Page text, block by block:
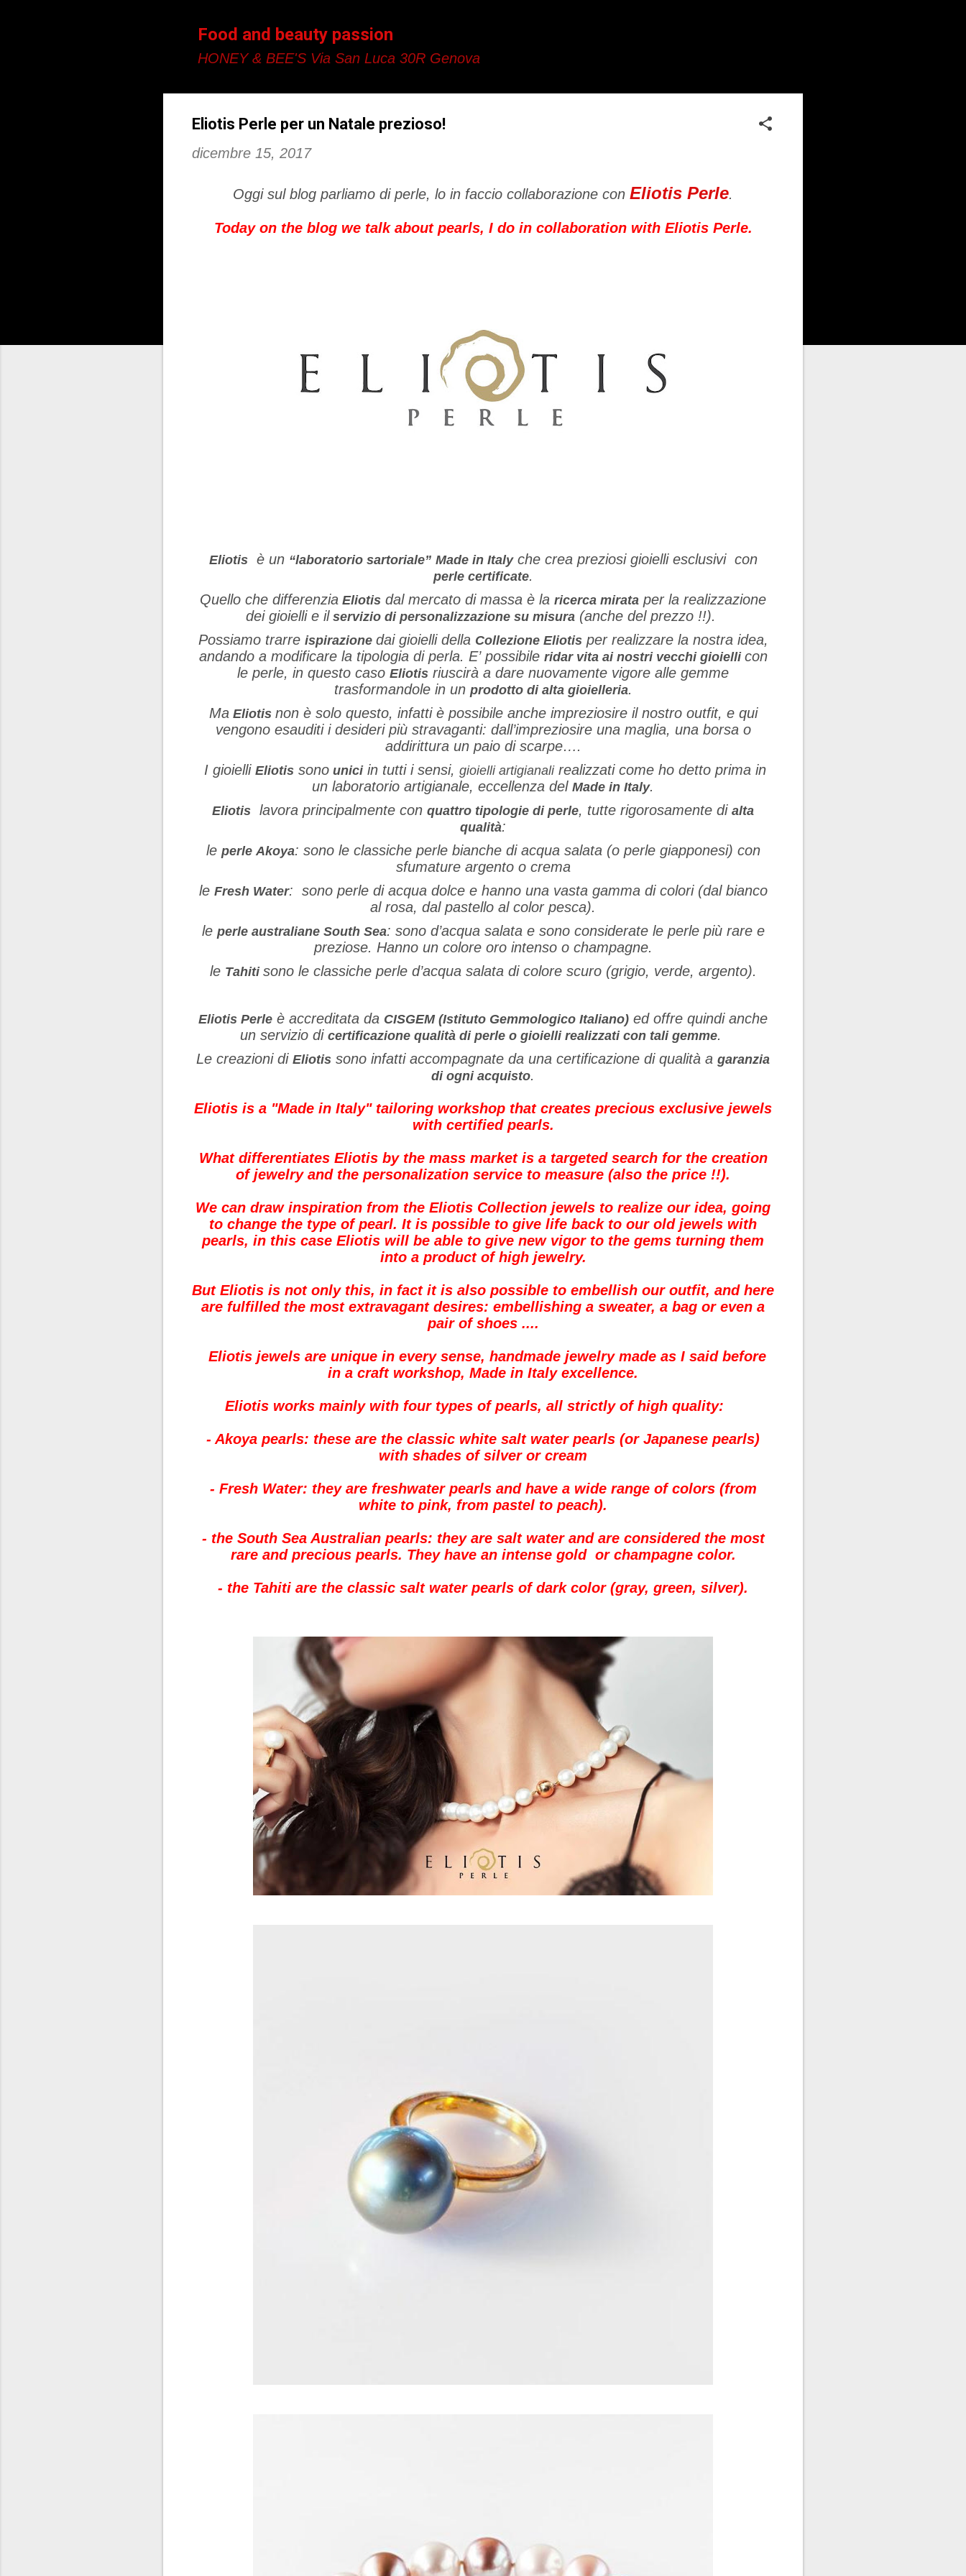
Food and beauty passion
HONEY & BEE'S Via San Luca 30R Genova
Eliotis Perle per un Natale prezioso!
dicembre 15, 2017
Oggi sul blog parliamo di perle, lo in faccio collaborazione con Eliotis Perle.
Today on the blog we talk about pearls, I do in collaboration with Eliotis Perle.
Eliotisè un “laboratorio sartoriale” Made in Italyche crea preziosi gioielli esclusivi con
perle certificate.
Quello che differenzia Eliotis dal mercato di massa è la ricerca mirata per la realizzazione
dei gioielli e ilservizio di personalizzazione su misura (anche del prezzo !!).
Possiamo trarre ispirazione dai gioielli della Collezione Eliotisper realizzare la nostra idea,
andando a modificare la tipologia di perla. E’ possibile ridar vita ai nostri vecchi gioielli con
le perle, in questo caso Eliotis riuscirà a dare nuovamente vigore alle gemme
trasformandole in un prodotto di alta gioielleria.
MaEliotis non è solo questo, infatti è possibile anche impreziosire il nostro outfit, e qui
vengono esauditi i desideri più stravaganti: dall’impreziosire una maglia, una borsa o
addirittura un paio di scarpe….
I gioielli Eliotis sono uniciin tutti i sensi, gioielli artigianalirealizzati come ho detto prima in
un laboratorio artigianale, eccellenza del Made in Italy.
Eliotis lavora principalmente con quattro tipologie di perle, tutte rigorosamente di alta
qualità:
le perle Akoya: sono le classiche perle bianche di acqua salata (o perle giapponesi) con
sfumature argento o crema
le Fresh Water: sono perle di acqua dolce e hanno una vasta gamma di colori (dal bianco
al rosa, dal pastello al color pesca).
le perle australiane South Sea: sono d’acqua salata e sono considerate le perle più rare e
preziose. Hanno un colore oro intenso o champagne.
le Tahiti sono le classiche perle d’acqua salata di colore scuro (grigio, verde, argento).
Eliotis Perle è accreditata da CISGEM (Istituto Gemmologico Italiano) ed offre quindi anche
un servizio di certificazione qualità di perle o gioielli realizzati con tali gemme.
Le creazioni di Eliotis sono infatti accompagnate da una certificazione di qualità a garanzia
di ogni acquisto.
Eliotis is a "Made in Italy" tailoring workshop that creates precious exclusive jewels
with certified pearls.
What differentiates Eliotis by the mass market is a targeted search for the creation
of jewelry and the personalization service to measure (also the price !!).
We can draw inspiration from the Eliotis Collection jewels to realize our idea, going
to change the type of pearl. It is possible to give life back to our old jewels with
pearls, in this case Eliotis will be able to give new vigor to the gems turning them
into a product of high jewelry.
But Eliotis is not only this, in fact it is also possible to embellish our outfit, and here
are fulfilled the most extravagant desires: embellishing a sweater, a bag or even a
pair of shoes ....
Eliotis jewels are unique in every sense, handmade jewelry made as I said before
in a craft workshop, Made in Italy excellence.
Eliotis works mainly with four types of pearls, all strictly of high quality:
- Akoya pearls: these are the classic white salt water pearls (or Japanese pearls)
with shades of silver or cream
- Fresh Water: they are freshwater pearls and have a wide range of colors (from
white to pink, from pastel to peach).
- the South Sea Australian pearls: they are salt water and are considered the most
rare and precious pearls. They have an intense gold or champagne color.
- the Tahiti are the classic salt water pearls of dark color (gray, green, silver).